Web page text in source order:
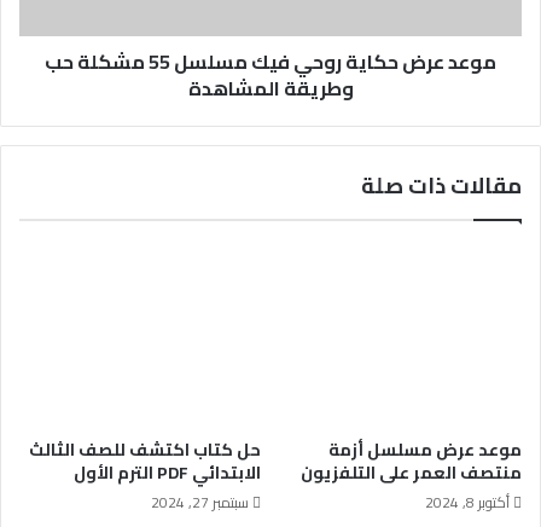
موعد عرض حكاية روحي فيك مسلسل 55 مشكلة حب
وطريقة المشاهدة
مقالات ذات صلة
موعد عرض مسلسل أزمة
منتصف العمر على التلفزيون
أكتوبر 8, 2024
حل كتاب اكتشف للصف الثالث
الابتدائي PDF الترم الأول
سبتمبر 27, 2024